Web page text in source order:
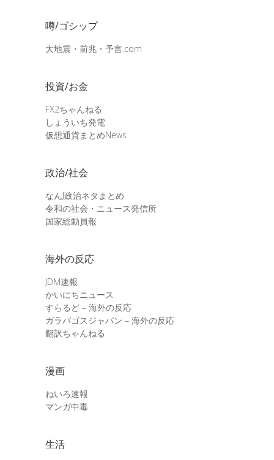
噂/ゴシップ
大地震・前兆・予言.com
投資/お金
FX2ちゃんねる
しょういち発電
仮想通貨まとめNews
政治/社会
なんJ政治ネタまとめ
令和の社会・ニュース発信所
国家総動員報
海外の反応
JDM速報
かいにちニュース
すらるど – 海外の反応
ガラパゴスジャパン – 海外の反応
翻訳ちゃんねる
漫画
ねいろ速報
マンガ中毒
生活